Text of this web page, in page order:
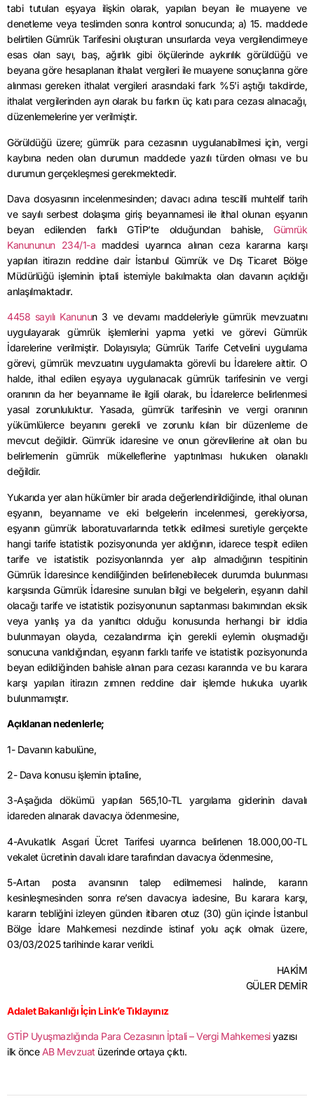
tabi tutulan eşyaya ilişkin olarak, yapılan beyan ile muayene ve
denetleme veya teslimden sonra kontrol sonucunda; a) 15. maddede
belirtilen Gümrük Tarifesini oluşturan unsurlarda veya vergilendirmeye
esas olan sayı, baş, ağırlık gibi ölçülerinde aykırılık görüldüğü ve
beyana göre hesaplanan ithalat vergileri ile muayene sonuçlarına göre
alınması gereken ithalat vergileri arasındaki fark %5’i aştığı takdirde,
ithalat vergilerinden ayrı olarak bu farkın üç katı para cezası alınacağı,
düzenlemelerine yer verilmiştir.
Görüldüğü üzere; gümrük para cezasının uygulanabilmesi için, vergi
kaybına neden olan durumun maddede yazılı türden olması ve bu
durumun gerçekleşmesi gerekmektedir.
Dava dosyasının incelenmesinden; davacı adına tescilli muhtelif tarih
ve sayılı serbest dolaşıma giriş beyannamesi ile ithal olunan eşyanın
beyan edilenden farklı GTİP’te olduğundan bahisle, Gümrük
Kanununun 234/1-a maddesi uyarınca alınan ceza kararına karşı
yapılan itirazın reddine dair İstanbul Gümrük ve Dış Ticaret Bölge
Müdürlüğü işleminin iptali istemiyle bakılmakta olan davanın açıldığı
anlaşılmaktadır.
4458 sayılı Kanunun 3 ve devamı maddeleriyle gümrük mevzuatını
uygulayarak gümrük işlemlerini yapma yetki ve görevi Gümrük
İdarelerine verilmiştir. Dolayısıyla; Gümrük Tarife Cetvelini uygulama
görevi, gümrük mevzuatını uygulamakta görevli bu İdarelere aittir. O
halde, ithal edilen eşyaya uygulanacak gümrük tarifesinin ve vergi
oranının da her beyanname ile ilgili olarak, bu İdarelerce belirlenmesi
yasal zorunluluktur. Yasada, gümrük tarifesinin ve vergi oranının
yükümlülerce beyanını gerekli ve zorunlu kılan bir düzenleme de
mevcut değildir. Gümrük idaresine ve onun görevlilerine ait olan bu
belirlemenin gümrük mükelleflerine yaptırılması hukuken olanaklı
değildir.
Yukarıda yer alan hükümler bir arada değerlendirildiğinde, ithal olunan
eşyanın, beyanname ve eki belgelerin incelenmesi, gerekiyorsa,
eşyanın gümrük laboratuvarlarında tetkik edilmesi suretiyle gerçekte
hangi tarife istatistik pozisyonunda yer aldığının, idarece tespit edilen
tarife ve istatistik pozisyonlarında yer alıp almadığının tespitinin
Gümrük İdaresince kendiliğinden belirlenebilecek durumda bulunması
karşısında Gümrük İdaresine sunulan bilgi ve belgelerin, eşyanın dahil
olacağı tarife ve istatistik pozisyonunun saptanması bakımından eksik
veya yanlış ya da yanıltıcı olduğu konusunda herhangi bir iddia
bulunmayan olayda, cezalandırma için gerekli eylemin oluşmadığı
sonucuna varıldığından, eşyanın farklı tarife ve istatistik pozisyonunda
beyan edildiğinden bahisle alınan para cezası kararında ve bu karara
karşı yapılan itirazın zımnen reddine dair işlemde hukuka uyarlık
bulunmamıştır.
Açıklanan nedenlerle;
1- Davanın kabulüne,
2- Dava konusu işlemin iptaline,
3-Aşağıda dökümü yapılan 565,10-TL yargılama giderinin davalı
idareden alınarak davacıya ödenmesine,
4-Avukatlık Asgari Ücret Tarifesi uyarınca belirlenen 18.000,00-TL
vekalet ücretinin davalı idare tarafından davacıya ödenmesine,
5-Artan posta avansının talep edilmemesi halinde, kararın
kesinleşmesinden sonra re’sen davacıya iadesine, Bu karara karşı,
kararın tebliğini izleyen günden itibaren otuz (30) gün içinde İstanbul
Bölge İdare Mahkemesi nezdinde istinaf yolu açık olmak üzere,
03/03/2025 tarihinde karar verildi.
HAKİM
GÜLER DEMİR
Adalet Bakanlığı İçin Link’e Tıklayınız
GTİP Uyuşmazlığında Para Cezasının İptali – Vergi Mahkemesiyazısı
ilk önce AB Mevzuat üzerinde ortaya çıktı.